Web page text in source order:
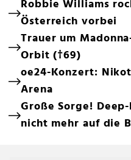
Robbie Williams
Österreich vorbei
Trauer um
Orbit (†69)
oe24-Konzert:
Arena
Große Sorge!
nicht mehr auf die